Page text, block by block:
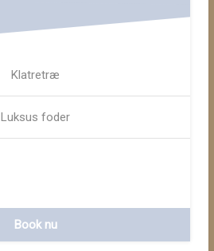
Klatretræ
Luksus foder
Book nu